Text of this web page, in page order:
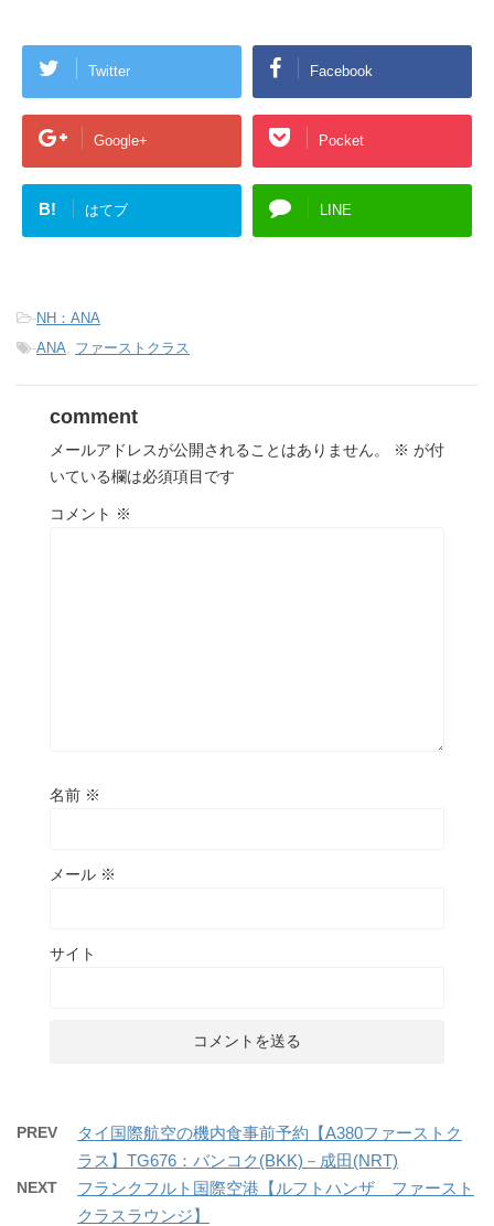
Twitter Facebook
Google+ Pocket
B! はてブ LINE
-NH：ANA
-ANA ファーストクラス
comment
メールアドレスが公開されることはありません。 ※ が付
いている欄は必須項目です
コメント ※
名前 ※
メール ※
サイト
PREV
タイ国際航空の機内食事前予約【A380ファーストク
ラス】TG676：バンコク(BKK)－成田(NRT)
NEXT
フランクフルト国際空港【ルフトハンザ ファースト
クラスラウンジ】